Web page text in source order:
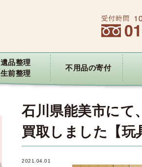
遺品整理
生前整理
不用品の寄付
石川県能美市にて
買取しました【玩
2021.04.01